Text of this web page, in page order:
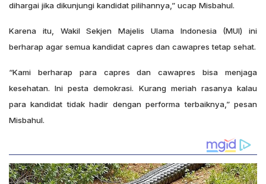
dihargai jika dikunjungi kandidat pilihannya,” ucap Misbahul.
Karena itu, Wakil Sekjen Majelis Ulama Indonesia (MUI) ini
berharap agar semua kandidat capres dan cawapres tetap sehat.
“Kami berharap para capres dan cawapres bisa menjaga
kesehatan. Ini pesta demokrasi. Kurang meriah rasanya kalau
para kandidat tidak hadir dengan performa terbaiknya,” pesan
Misbahul.